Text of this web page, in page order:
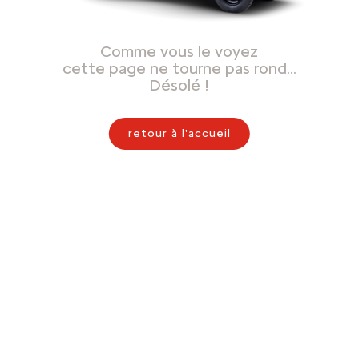
Comme vous le voyez
cette page ne tourne pas rond…
Désolé !
retour à l'accueil